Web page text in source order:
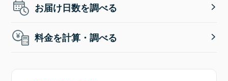
お届け日数を調べる
料金を計算・調べる